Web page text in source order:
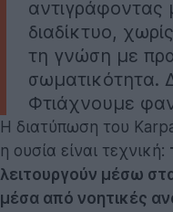
αντιγράφοντας
διαδίκτυο,
τη γνώση με
σωματικότητα.
Φτιάχνουμε
Η διατύπωση του
η ουσία είναι τεχνική:
λειτουργούν μέσω
μέσα από νοητικές